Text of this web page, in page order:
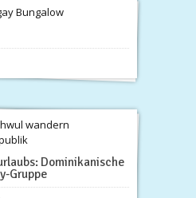
Dominikanische
Gruppe